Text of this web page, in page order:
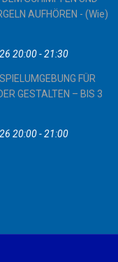
AUFHÖREN - (Wie)
20:00-21:30
FÜR
GESTALTEN – BIS 3
20:00-21:00